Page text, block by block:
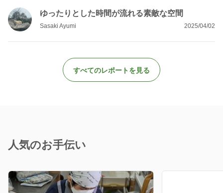
ゆったりとした時間が流れる素敵な空間
Sasaki Ayumi 2025/04/02
すべてのレポートを見る
人気のお手伝い